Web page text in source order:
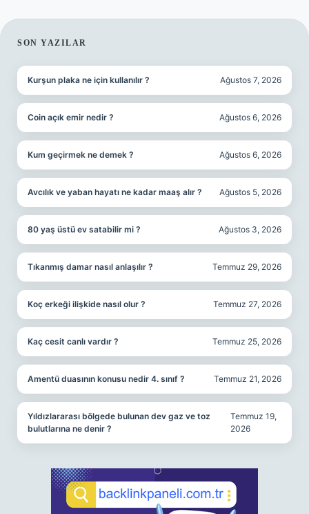
SIDEBAR
SON YAZILAR
Kurşun plaka ne için kullanılır ? Ağustos 7, 2026
Coin açık emir nedir ? Ağustos 6, 2026
Kum geçirmek ne demek ? Ağustos 6, 2026
Avcılık ve yaban hayatı ne kadar maaş alır ? Ağustos 5, 2026
80 yaş üstü ev satabilir mi ? Ağustos 3, 2026
Tıkanmış damar nasıl anlaşılır ? Temmuz 29, 2026
Koç erkeği ilişkide nasıl olur ? Temmuz 27, 2026
Kaç cesit canlı vardır ? Temmuz 25, 2026
Amentü duasının konusu nedir 4. sınıf ? Temmuz 21, 2026
Yıldızlararası bölgede bulunan dev gaz ve toz
bulutlarına ne denir ?
Temmuz 19,
2026